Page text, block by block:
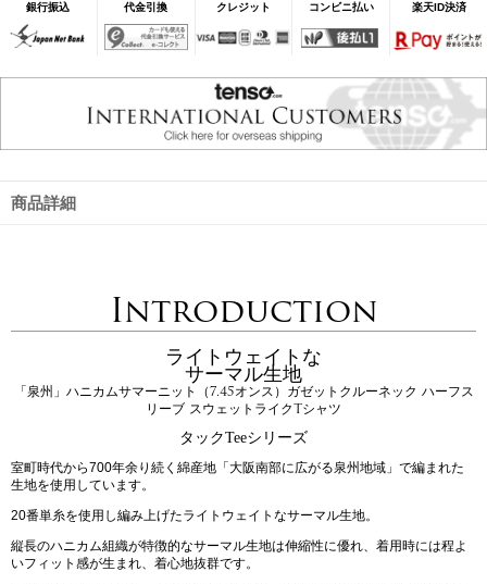
銀行振込 代金引換 クレジット コンビニ払い 楽天ID決済
商品詳細
Introduction
ライトウェイトな
サーマル生地
「泉州」ハニカムサマーニット（7.45オンス）ガゼットクルーネック ハーフス
リーブ スウェットライクTシャツ
タックTeeシリーズ
室町時代から700年余り続く綿産地「大阪南部に広がる泉州地域」で編まれた
生地を使用しています。
20番単糸を使用し編み上げたライトウェイトなサーマル生地。
縦長のハニカム組織が特徴的なサーマル生地は伸縮性に優れ、着用時には程よ
いフィット感が生まれ、着心地抜群です。